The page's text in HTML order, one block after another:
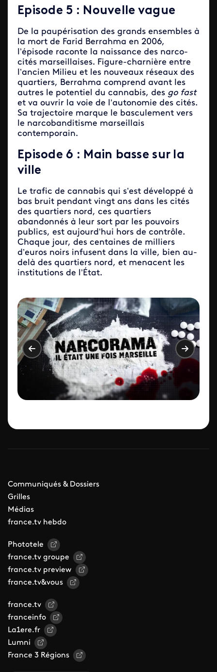
Episode 5 : Nouvelle vague
De la paupérisation des grands ensembles à
la mort de Farid Berrahma en 2006,
l’épisode raconte la naissance des narco-
cités marseillaises. Figure-charnière entre
l’ancien Milieu et les nouveaux réseaux des
quartiers, Berrahma comprend avant les
autres le potentiel du cannabis, des go fast
et va ouvrir la voie de l’autonomie des cités.
Sa trajectoire marque le basculement vers
le narcobanditisme marseillais
contemporain.
Episode 6 : Main basse sur la
ville
Le trafic de cannabis qui s’est développé à
bas bruit pendant vingt ans dans les cités
des quartiers nord, ces quartiers
abandonnés à leur sort par les pouvoirs
publics, est aujourd’hui hors de contrôle.
Chaque jour, des centaines de milliers
d’euros noirs infusent dans la ville, bien au-
delà des quartiers nord, et menacent les
institutions de l’ État.
Communiqués & Dossiers
Grilles
Médias
france.tv hebdo
Phototele
france.tv groupe
france.tv preview
france.tv&vous
france.tv
franceinfo
La1ere.fr
Lumni
France 3 Régions